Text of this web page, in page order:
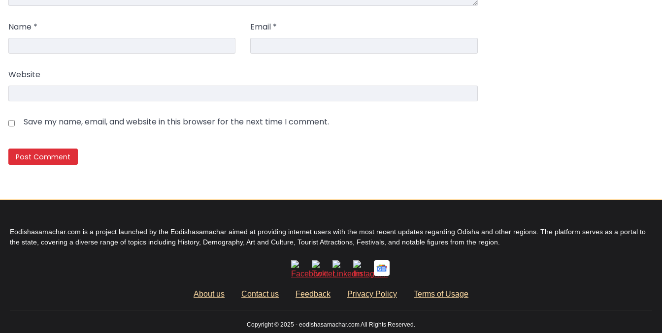
Name * Email *
Website
Save my name, email, and website in this browser for the next time I comment.
Eodishasamachar.com is a project launched by the Eodishasamachar aimed at providing internet users with the most recent updates regarding Odisha and other regions. The platform serves as a portal to
the state, covering a diverse range of topics including History, Demography, Art and Culture, Tourist Attractions, Festivals, and notable figures from the region.
About us Contact us Feedback Privacy Policy Terms of Usage
Copyright © 2025 - eodishasamachar.com All Rights Reserved.